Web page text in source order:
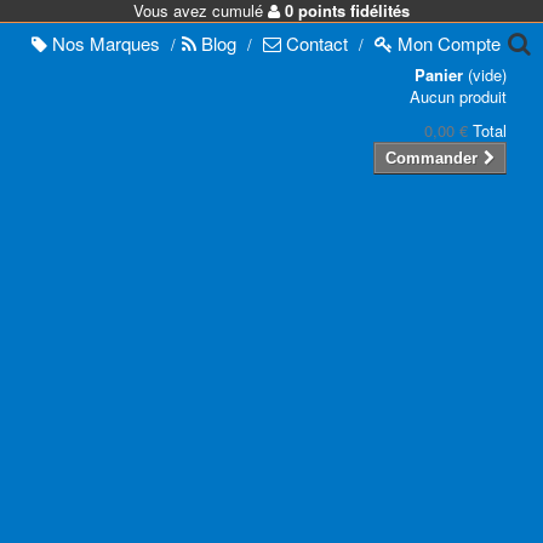
Vous avez cumulé 0 points fidélités
Nos Marques / Blog / Contact / MonCompte
Panier (vide)
Aucun produit
0,00 € Total
Commander